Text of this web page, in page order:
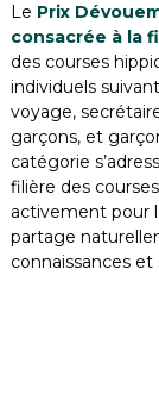
Le Prix
consacrée à la
des courses
individuels
voyage,
garçons, et
catégorie
filière des
activement pour
partage
connaissances